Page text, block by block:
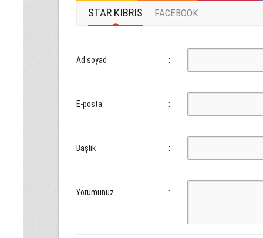
STAR KIBRIS FACEBOOK
Ad soyad :
E-posta :
Başlık :
Yorumunuz :